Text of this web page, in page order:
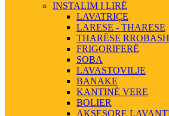
INSTALIM I LIRË
LAVATRIÇE
LARESE - THARESE
THARËSE RROBASH
FRIGORIFERË
SOBA
LAVASTOVILJE
BANAKE
KANTINË VERE
BOLIER
AKSESORE